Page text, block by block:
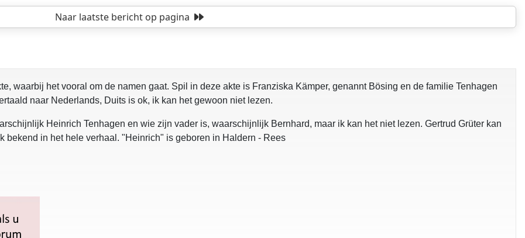
opgelost
Naar laatste berichtop pagina
waarbij het vooral om de namen gaat. Spil in deze akte is Franziska Kämper, genannt Bösing en de familie Tenhagen
naar Nederlands, Duits is ok, ik kan het gewoon niet lezen.
Heinrich Tenhagen en wie zijn vader is, waarschijnlijk Bernhard, maar ik kan het niet lezen. Gertrud Grüter kan
bekend in het hele verhaal. "Heinrich" is geboren in Haldern - Rees